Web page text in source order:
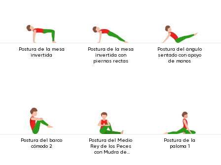
Postura de la mesa
invertida
Postura de la mesa
invertida con
piernas rectas
Postura del ángulo
sentado con apoyo
de manos
Postura del barco
cómodo 2
Postura del Medio
Rey de los Peces
con Mudra de
Postura de la
paloma 1